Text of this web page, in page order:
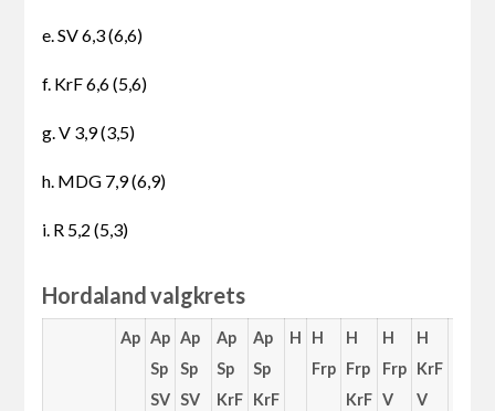
e. SV 6,3 (6,6)
f. KrF 6,6 (5,6)
g. V 3,9 (3,5)
h. MDG 7,9 (6,9)
i. R 5,2 (5,3)
Hordaland valgkrets
Ap Ap
Sp
SV
Ap
Sp
SV
Ap
Sp
KrF
Ap
Sp
KrF
H
H
Frp
H
Frp
KrF
H
Frp
V
H
KrF
V